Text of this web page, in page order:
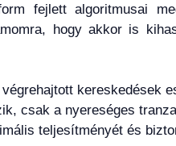
fejlett algoritmusai
hogy akkor is
kereskedések
csak a nyereséges
teljesítményét és